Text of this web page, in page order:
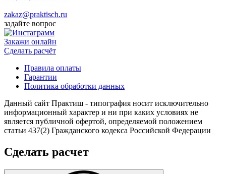
zakaz@praktisch.ru
задайте вопрос
Закажи онлайн
Cделать расчёт
Правила оплаты
Гарантии
Политика обработки данных
Данный сайт Практиш - типография носит исключительно
информационный характер и ни при каких условиях не
является публичной офертой, определяемой положением
статьи 437(2) Гражданского кодекса Российской Федерации
Сделать расчет